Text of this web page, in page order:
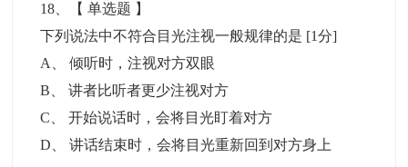
18 、【单选题 】
下列说法中不符合目光注视一般规律的是 [1分]
A
、倾听时，注视对方双眼
B 、讲者比听者更少注视对方
C 、开始说话时，会将目光盯着对方
D 、讲话结束时，会将目光重新回到对方身上